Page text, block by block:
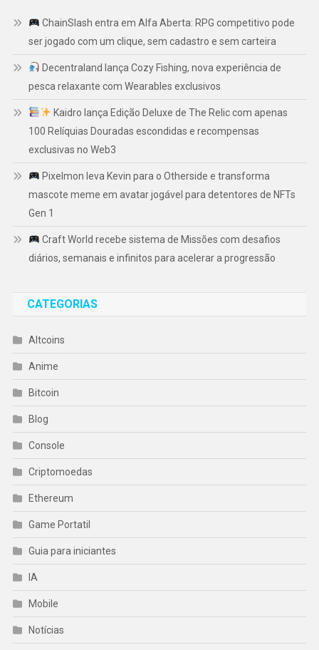
ChainSlash entra em Alfa Aberta: RPG competitivo pode
ser jogado com um clique, sem cadastro e sem carteira
Decentraland lança Cozy Fishing, nova experiência de
pesca relaxante com Wearables exclusivos
Kaidro lança Edição Deluxe de The Relic com apenas
100 Relíquias Douradas escondidas e recompensas
exclusivas no Web3
Pixelmon leva Kevin para o Otherside e transforma
mascote meme em avatar jogável para detentores de NFTs
Gen 1
Craft World recebe sistema de Missões com desafios
diários, semanais e infinitos para acelerar a progressão
CATEGORIAS
Altcoins
Anime
Bitcoin
Blog
Console
Criptomoedas
Ethereum
Game Portatil
Guia para iniciantes
IA
Mobile
Notícias